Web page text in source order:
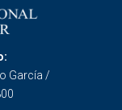
García /